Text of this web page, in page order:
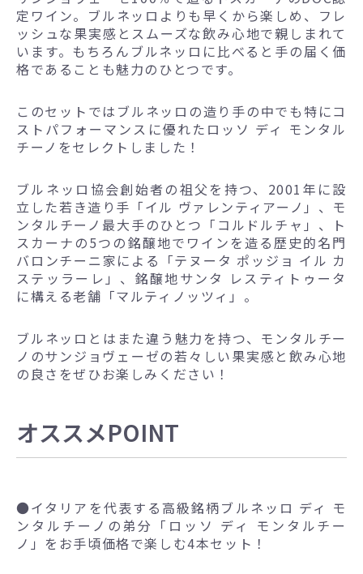
定ワイン。ブルネッロよりも早くから楽しめ、フレ
ッシュな果実感とスムーズな飲み心地で親しまれて
います。もちろんブルネッロに比べると手の届く価
格であることも魅力のひとつです。
このセットではブルネッロの造り手の中でも特にコ
ストパフォーマンスに優れたロッソ ディ モンタル
チーノをセレクトしました！
ブルネッロ協会創始者の祖父を持つ、2001年に設
立した若き造り手「イル ヴァレンティアーノ」、モ
ンタルチーノ最大手のひとつ「コルドルチャ」、ト
スカーナの5つの銘醸地でワインを造る歴史的名門
バロンチーニ家による「テヌータ ポッジョ イル カ
ステッラーレ」、銘醸地サンタ レスティトゥータ
に構える老舗「マルティノッツィ」。
ブルネッロとはまた違う魅力を持つ、モンタルチー
ノのサンジョヴェーゼの若々しい果実感と飲み心地
の良さをぜひお楽しみください！
オススメPOINT
●イタリアを代表する高級銘柄ブルネッロ ディ モ
ンタルチーノの弟分「ロッソ ディ モンタルチー
ノ」をお手頃価格で楽しむ4本セット！